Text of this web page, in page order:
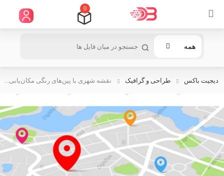
0
همه
دیجیت باکس طراحی و گرافیک نقشه شهری با پین‌های رنگی مکان‌یابی...